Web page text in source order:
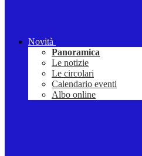
Novità
Panoramica
Le notizie
Le circolari
Calendario eventi
Albo online